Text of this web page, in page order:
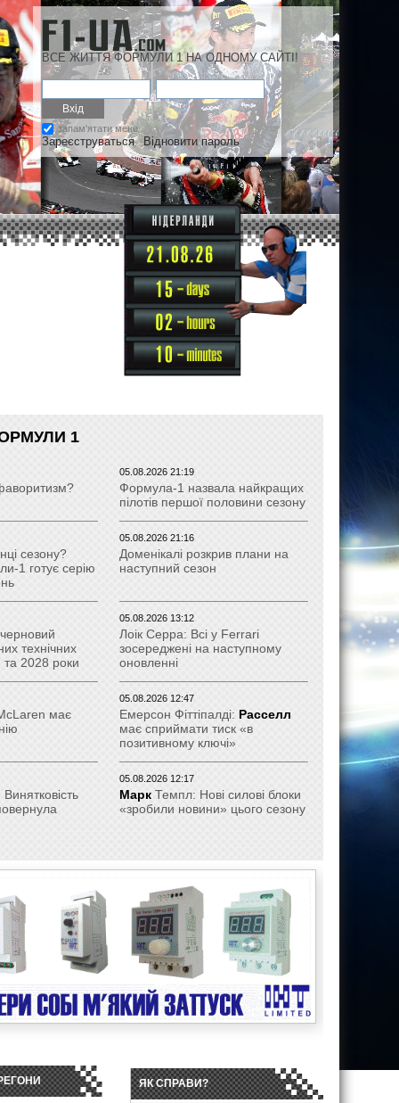
ВСЕ ЖИТТЯ ФОРМУЛИ 1 НА ОДНОМУ САЙТІ!
запам'ятати мене
Зареєструваться Відновити пароль
1
05.08.2026 21:19
Формула-1 назвала найкращих
пілотів першої половини сезону
сезону?
1 готує серію
05.08.2026 21:16
Доменікалі розкрив плани на
наступний сезон
технічних
2028 роки
05.08.2026 13:12
Лоік Серра: Всі у Ferrari
зосереджені на наступному
оновленні
має
05.08.2026 12:47
Емерсон Фіттіпалді: Расселл
має сприймати тиск «в
позитивному ключі»
05.08.2026 12:17
Марк Темпл: Нові силові блоки
«зробили новини» цього сезону
ЯК СПРАВИ?